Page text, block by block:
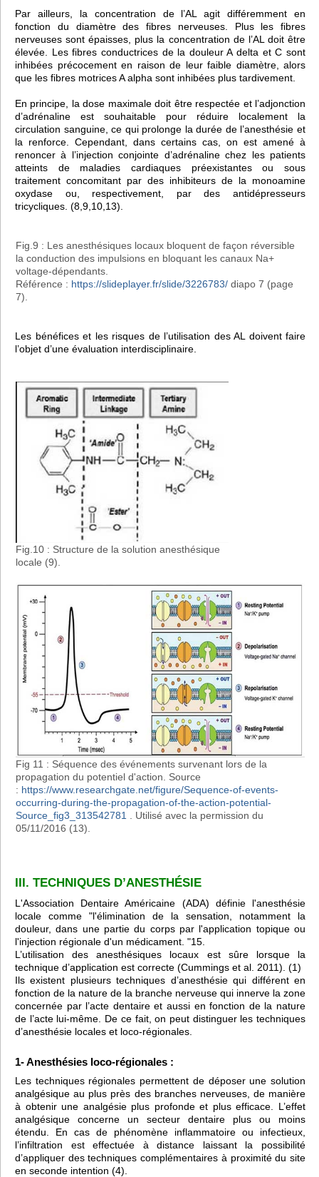
Par ailleurs, la concentration de l’AL agit différemment en
fonction du diamètre des fibres nerveuses. Plus les fibres
nerveuses sont épaisses, plus la concentration de l’AL doit être
élevée. Les fibres conductrices de la douleur A delta et C sont
inhibées précocement en raison de leur faible diamètre, alors
que les fibres motrices A alpha sont inhibées plus tardivement.
En principe, la dose maximale doit être respectée et l’adjonction
d’adrénaline est souhaitable pour réduire localement la
circulation sanguine, ce qui prolonge la durée de l’anesthésie et
la renforce. Cependant, dans certains cas, on est amené à
renoncer à l’injection conjointe d’adrénaline chez les patients
atteints de maladies cardiaques préexistantes ou sous
traitement concomitant par des inhibiteurs de la monoamine
oxydase ou, respectivement, par des antidépresseurs
tricycliques. (8,9,10,13).
Fig.9 : Les anesthésiques locaux bloquent de façon réversible
la conduction des impulsions en bloquant les canaux Na+
voltage-dépendants.
Référence : https://slideplayer.fr/slide/3226783/ diapo 7 (page
7).
Les bénéfices et les risques de l’utilisation des AL doivent faire
l’objet d’une évaluation interdisciplinaire.
Fig.10 : Structure de la solution anesthésique
locale (9).
Fig 11 : Séquence des événements survenant lors de la
propagation du potentiel d'action. Source
: https://www.researchgate.net/figure/Sequence-of-events-
occurring-during-the-propagation-of-the-action-potential-
Source_fig3_313542781 . Utilisé avec la permission du
05/11/2016 (13).
III. TECHNIQUES D’ANESTHÉSIE
L'Association Dentaire Américaine (ADA) définie l'anesthésie
locale comme "l'élimination de la sensation, notamment la
douleur, dans une partie du corps par l'application topique ou
l'injection régionale d'un médicament. "15.
L’utilisation des anesthésiques locaux est sûre lorsque la
technique d’application est correcte (Cummings et al. 2011). (1)
Ils existent plusieurs techniques d’anesthésie qui différent en
fonction de la nature de la branche nerveuse qui innerve la zone
concernée par l’acte dentaire et aussi en fonction de la nature
de l’acte lui-même. De ce fait, on peut distinguer les techniques
d’anesthésie locales et loco-régionales.
1- Anesthésies loco-régionales :
Les techniques régionales permettent de déposer une solution
analgésique au plus près des branches nerveuses, de manière
à obtenir une analgésie plus profonde et plus efficace. L’effet
analgésique concerne un secteur dentaire plus ou moins
étendu. En cas de phénomène inflammatoire ou infectieux,
l’infiltration est effectuée à distance laissant la possibilité
d’appliquer des techniques complémentaires à proximité du site
en seconde intention (4).